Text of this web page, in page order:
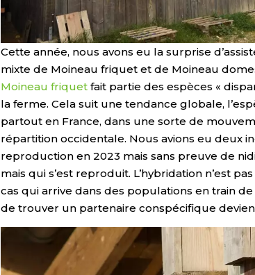
Cette année, nous avons eu la surprise
mixte de Moineau friquet et de Moineau
Moineau friquet fait partie des espèces «
la ferme. Cela suit une tendance globale,
partout en France, dans une sorte de
répartition occidentale. Nous avions eu deux
reproduction en 2023 mais sans preuve de
mais qui s’est reproduit. L’hybridation n’est
cas qui arrive dans des populations en train
de trouver un partenaire conspécifique